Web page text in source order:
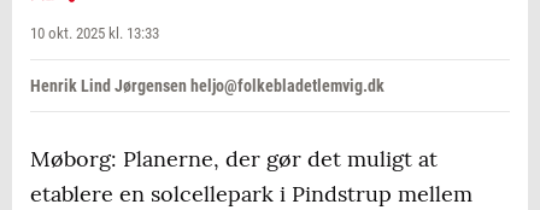
10 okt. 2025 kl. 13:33
Henrik Lind Jørgensen heljo@folkebladetlemvig.dk
Møborg: Planerne, der gør det muligt at
etablere en solcellepark i Pindstrup mellem